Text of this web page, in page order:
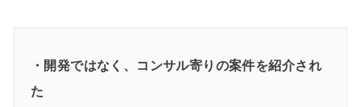
・開発ではなく、コンサル寄りの案件を紹介され
た